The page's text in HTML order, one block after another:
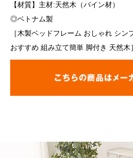
【材質】主材:天然木（パイン材）
◎ベトナム製
［木製ベッドフレーム おしゃれ シ
おすすめ 組み立て簡単 脚付き 天然木］